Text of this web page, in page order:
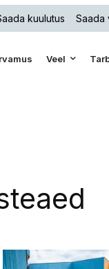
kuulutus Saada
Veel